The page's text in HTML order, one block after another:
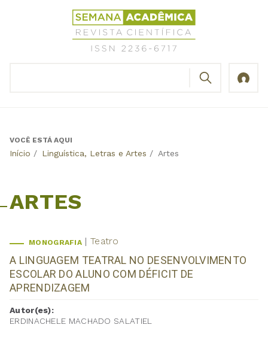
Revista
Científica
Semana
Back
VOCÊ ESTÁ AQUI
Início / Linguística, Letras e Artes / Artes
ARTES
MONOGRAFIA Teatro
A LINGUAGEM TEATRAL NO DESENVOLVIMENTO
ESCOLAR DO ALUNO COM DÉFICIT DE
APRENDIZAGEM
Autor(es):
ERDINACHELE MACHADO SALATIEL